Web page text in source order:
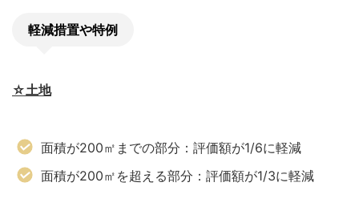
軽減措置や特例
☆土地
面積が200㎡までの部分：評価額が1/6に軽減
面積が200㎡を超える部分：評価額が1/3に軽減